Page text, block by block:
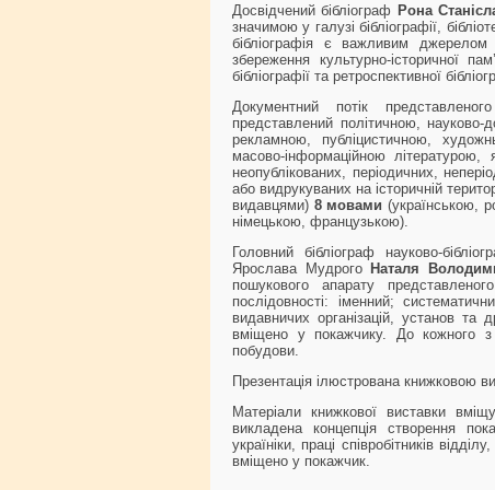
Досвідчений бібліограф Рона
значимою у галузі бібліографії,
бібліографія є важливим джерелом
збереження культурно-історичної
бібліографії та ретроспективної
Документний потік
представлений політичною,
рекламною, публіцистичною,
масово-інформаційною літературою,
неопублікованих, періодичних,
або видрукуваних на історичній
видавцями) 8 мовами (українською,
німецькою, французькою).
Головний бібліограф науково-
Ярослава МудрогоНаталя
пошукового апарату
послідовності: іменний;
видавничих організацій, установ та
вміщено у покажчику. До кожного з
побудови.
Презентація ілюстрована книжковою
Матеріали книжкової виставки
викладена концепція створення
україніки, праці співробітників
вміщено у покажчик.